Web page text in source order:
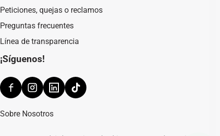
Peticiones, quejas o reclamos
Preguntas frecuentes
Línea de transparencia
¡Síguenos!
Sobre Nosotros